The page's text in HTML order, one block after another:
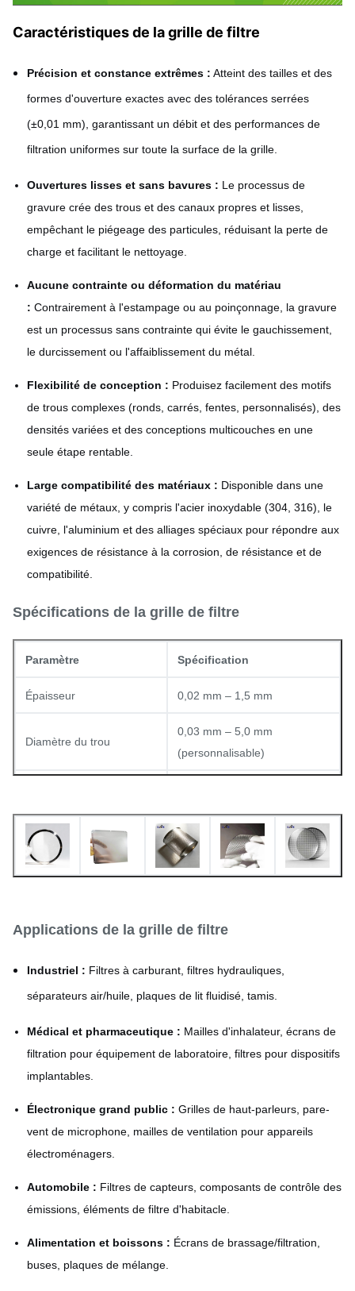
Caractéristiques de la grille de filtre
Précision et constance extrêmes : Atteint des tailles et des
formes d'ouverture exactes avec des tolérances serrées
(±0,01 mm), garantissant un débit et des performances de
filtration uniformes sur toute la surface de la grille.
Ouvertures lisses et sans bavures : Le processus de
gravure crée des trous et des canaux propres et lisses,
empêchant le piégeage des particules, réduisant la perte de
charge et facilitant le nettoyage.
Aucune contrainte ou déformation du matériau
: Contrairement à l'estampage ou au poinçonnage, la gravure
est un processus sans contrainte qui évite le gauchissement,
le durcissement ou l'affaiblissement du métal.
Flexibilité de conception : Produisez facilement des motifs
de trous complexes (ronds, carrés, fentes, personnalisés), des
densités variées et des conceptions multicouches en une
seule étape rentable.
Large compatibilité des matériaux : Disponible dans une
variété de métaux, y compris l'acier inoxydable (304, 316), le
cuivre, l'aluminium et des alliages spéciaux pour répondre aux
exigences de résistance à la corrosion, de résistance et de
compatibilité.
Spécifications de la grille de filtre
Paramètre Spécification
Épaisseur 0,02 mm – 1,5 mm
Diamètre du trou
0,03 mm – 5,0 mm
(personnalisable)
Précision de la grille Jusqu'à 1 000 trous/cm²
Acier inoxydable, nickel,
Applications de la grille de filtre
Industriel : Filtres à carburant, filtres hydrauliques,
séparateurs air/huile, plaques de lit fluidisé, tamis.
Médical et pharmaceutique : Mailles d'inhalateur, écrans de
filtration pour équipement de laboratoire, filtres pour dispositifs
implantables.
Électronique grand public : Grilles de haut-parleurs, pare-
vent de microphone, mailles de ventilation pour appareils
électroménagers.
Automobile : Filtres de capteurs, composants de contrôle des
émissions, éléments de filtre d'habitacle.
Alimentation et boissons : Écrans de brassage/filtration,
buses, plaques de mélange.